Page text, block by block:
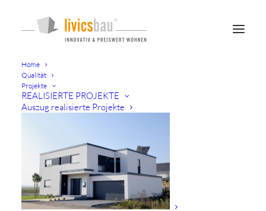
Home
Qualität
Projekte
REALISIERTE PROJEKTE
Auszug realisierte Projekte
IHR NEUES ZUHAUSE
ENTSTEHT HIER ...